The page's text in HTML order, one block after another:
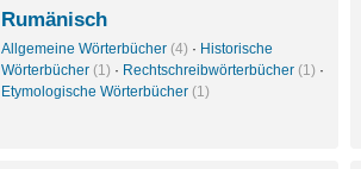
Rumänisch
Allgemeine Wörterbücher (4) · Historische
Wörterbücher (1) · Rechtschreibwörterbücher (1) ·
Etymologische Wörterbücher (1)